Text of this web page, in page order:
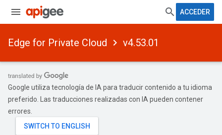
ACCEDER
Edge for Private Cloud v4.53.01
Google utiliza tecnología de IA para traducir contenido a tu idioma
preferido. Las traducciones realizadas con IA pueden contener
errores.